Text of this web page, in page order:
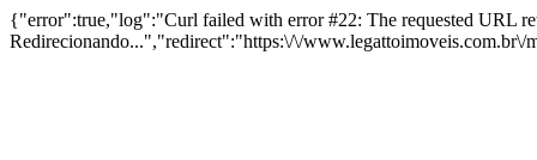
{"error":true,"log":"Curl failed with error #22: The requested URL
Redirecionando...","redirect":"https:\/\/www.legattoimoveis.com.br\/